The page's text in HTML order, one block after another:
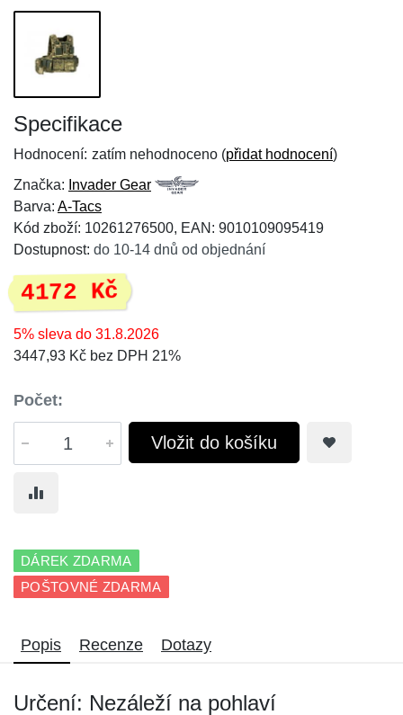
Specifikace
Hodnocení: zatím nehodnoceno (přidat hodnocení)
Značka: Invader Gear
Barva: A-Tacs
Kód zboží: 10261276500, EAN: 9010109095419
Dostupnost: do 10-14 dnů od objednání
4172 Kč
5% sleva do 31.8.2026
3447,93 Kč bez DPH 21%
Počet:
Vložit do košíku
DÁREK ZDARMA
POŠTOVNÉ ZDARMA
Popis Recenze Dotazy
Určení: Nezáleží na pohlaví